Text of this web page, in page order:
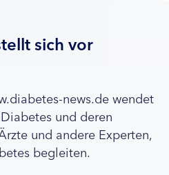
sich vor
news.de wendet
und deren
und andere Experten,
begleiten.